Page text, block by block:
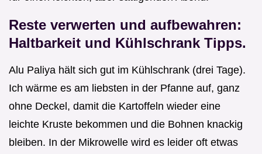
Reste verwerten und aufbewahren:
Haltbarkeit und Kühlschrank Tipps.
Alu Paliya hält sich gut im Kühlschrank (drei Tage).
Ich wärme es am liebsten in der Pfanne auf, ganz
ohne Deckel, damit die Kartoffeln wieder eine
leichte Kruste bekommen und die Bohnen knackig
bleiben. In der Mikrowelle wird es leider oft etwas